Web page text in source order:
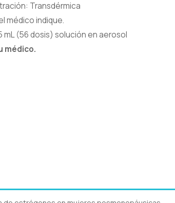
Transdérmica
médico indique.
mL (56 dosis) solución en aerosol
médico.